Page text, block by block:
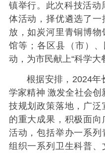
镇举行。此次科技活动
体活动，择优遴选了
放，如炭河里青铜博
馆等；各区县（市）
动，为市民献上“科学大
根据安排，2024年
学家精神 激发全社会创
技规划政策落地，广
的重大成果，积极面
活动，包括举办一系
组织一系列卫生科普、